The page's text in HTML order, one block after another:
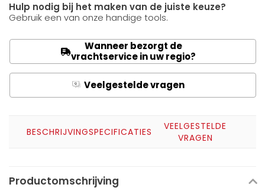
Hulp nodig bij het maken van de juiste keuze?
Gebruik een van onze handige tools.
Wanneer bezorgt de
vrachtservice in uw regio?
Q Veelgestelde vragen
BESCHRIJVINGSPECIFICATIES
VEELGESTELDE
VRAGEN
Productomschrijving